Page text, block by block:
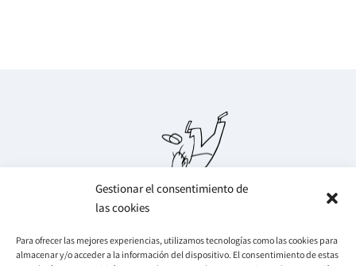
Gestionar el consentimiento de
las cookies
Para ofrecer las mejores experiencias, utilizamos tecnologías como las cookies para
almacenar y/o acceder a la información del dispositivo. El consentimiento de estas